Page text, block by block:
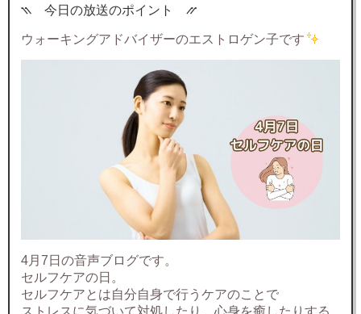
⳹ 今日の放送のポイント ⳼
ウォーキングアドバイザーのエストロゲン子です
4月7日の音声ブログです。
セルフケアの日。
セルフケアとは自分自身で行うケアのことで
ストレスに気づいて対処したり、心身を癒したりする